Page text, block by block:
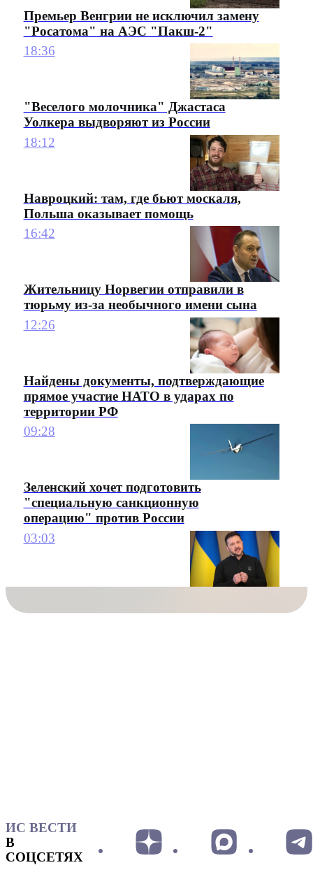
Премьер Венгрии не исключил замену
"Росатома" на АЭС "Пакш-2"
18:36
"Веселого молочника" Джастаса
Уолкера выдворяют из России
18:12
Навроцкий: там, где бьют москаля,
Польша оказывает помощь
16:42
Жительницу Норвегии отправили в
тюрьму из-за необычного имени сына
12:26
Найдены документы, подтверждающие
прямое участие НАТО в ударах по
территории РФ
09:28
Зеленский хочет подготовить
"специальную санкционную
операцию" против России
03:03
ИС ВЕСТИ
В
СОЦСЕТЯХ